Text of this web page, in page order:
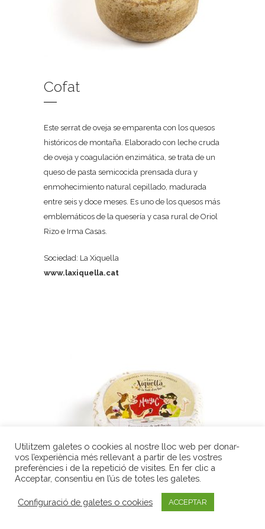
Cofat
Este serrat de oveja se emparenta con los quesos
históricos de montaña. Elaborado con leche cruda
de oveja y coagulación enzimática, se trata de un
queso de pasta semicocida prensada dura y
enmohecimiento natural cepillado, madurada
entre seis y doce meses. Es uno de los quesos más
emblemáticos de la quesería y casa rural de Oriol
Rizo e Irma Casas.
Sociedad: La Xiquella
www.laxiquella.cat
Utilitzem galetes o cookies al nostre lloc web per donar-
vos l’experiència més rellevant a partir de les vostres
preferències i de la repetició de visites. En fer clic a
Acceptar, consentiu en l’ús de totes les galetes.
Configuració de galetes o cookies ACCEPTAR